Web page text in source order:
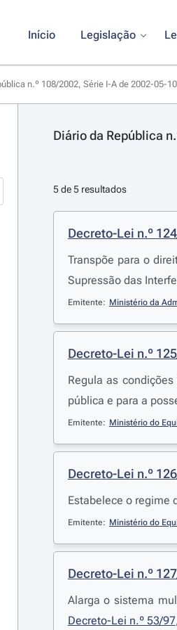
Início Legislação
n.º 108/2002, Série I-A de 2002-05-10
Diário da República
5 de 5 resultados
Decreto-Lei n.º
Transpõe para o
Supressão das
Emitente: Ministério da
Decreto-Lei n.º
Regula as
pública e para a
Emitente: Ministério do
Decreto-Lei n.º
Estabelece o regime
Emitente: Ministério do
Decreto-Lei n.º
Alarga o sistema
Decreto-Lei n.º 53/97